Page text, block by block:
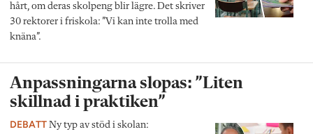
hårt, om deras skolpeng blir lägre. Det skriver
30 rektorer i friskola: ”Vi kan inte trolla med
knäna”.
Anpassningarna slopas: ”Liten
skillnad i praktiken”
DEBATT Ny typ av stöd i skolan: